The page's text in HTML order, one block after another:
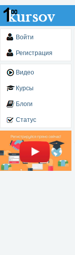
Войти
Регистрация
Видео
Курсы
Блоги
Статус